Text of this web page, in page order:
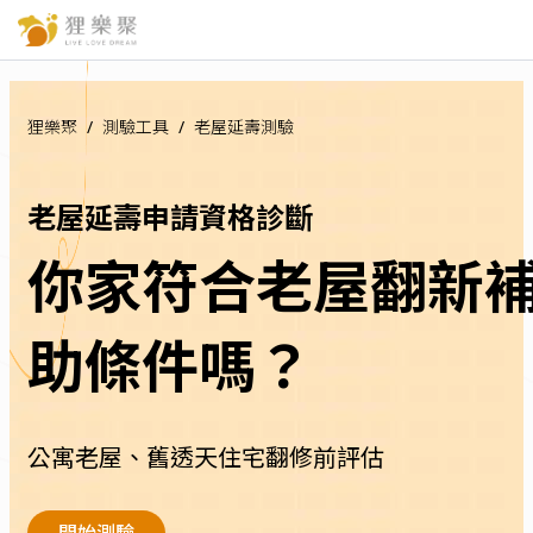
狸樂聚 測驗工具
Current:
老屋延壽測驗
老屋延壽申請資格診斷
你家符合老屋翻新
助條件嗎？
公寓老屋、舊透天住宅翻修前評估